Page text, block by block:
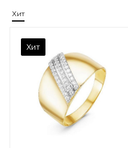
Хит
Хит
Вес драгметалла
Марка (бренд)
Дельта
Фианит